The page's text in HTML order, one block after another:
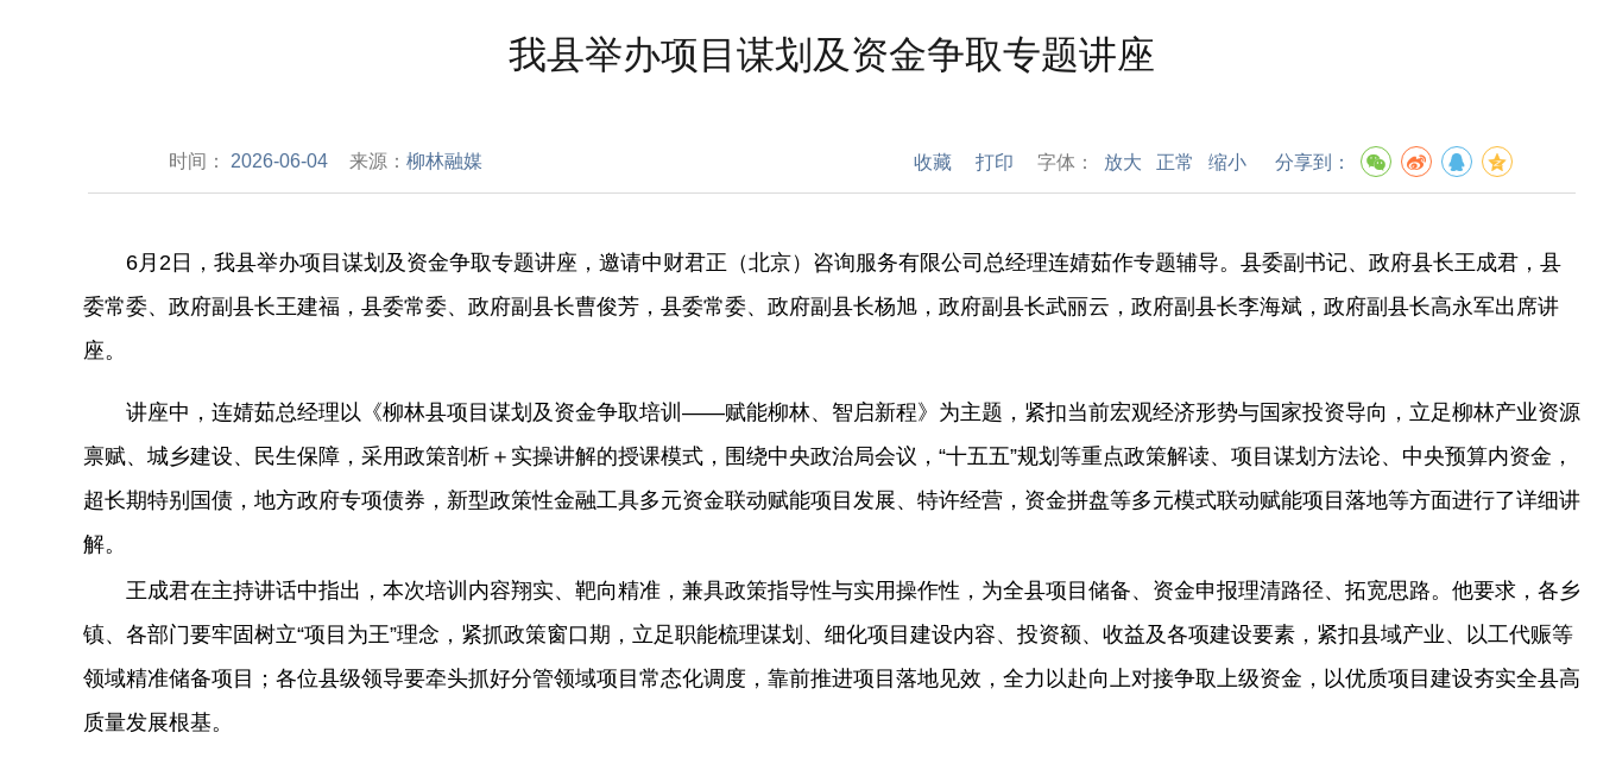
我县举办项目谋划及资金争取专题讲座
时间： 2026-06-04 来源：柳林融媒 收藏 打印 字体： 放大 正常 缩小 分享到：
6月 2 日，我县举办项目谋划及资金争取专题讲座，邀请中财君正（北京）咨询服务有限公司总经理连婧茹作专题辅导。县委副书记、政府县长王成君，县
委常委、政府副县长王建福，县委常委、政府副县长曹俊芳，县委常委、政府副县长杨旭，政府副县长武丽云，政府副县长李海斌，政府副县长高永军出席讲
座。
讲座中，连婧茹总经理以《柳林县项目谋划及资金争取培训 ——赋能柳林、智启新程》为主题，紧扣当前宏观经济形势与国家投资导向，立足柳林产业资源
禀赋、城乡建设、民生保障，采用政策剖析 ＋ 实操讲解的授课模式，围绕中央政治局会议，“十五五”规划等重点政策解读、项目谋划方法论、中央预算内资金，
超长期特别国债 ，地方政府专项债券，新型政策性金融工具多元资金联动赋能项目发展、特许经营，资金拼盘等多元模式联动赋能项目落地等方面进行了详细讲
解。
王成君在主持讲话中指出，本次培训内容翔实、靶向精准，兼具政策指导性与实用操作性，为全县项目储备、资金申报理清路径、拓宽思路。他要求，各乡
镇、各部门要牢固树立“项目为王”理念，紧抓政策窗口期，立足职能梳理谋划、细化项目建设内容、投资额、收益及各项建设要素，紧扣县域产业、以工代赈等
领域精准储备项目；各位县级领导要牵头抓好分管领域项目常态化调度，靠前推进项目落地见效，全力以赴向上对接争取上级资金，以优质项目建设夯实全县高
质量发展根基。